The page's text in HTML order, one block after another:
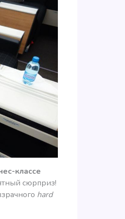
классе
сюрприз!
hard